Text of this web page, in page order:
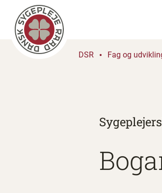
DSR Fag og